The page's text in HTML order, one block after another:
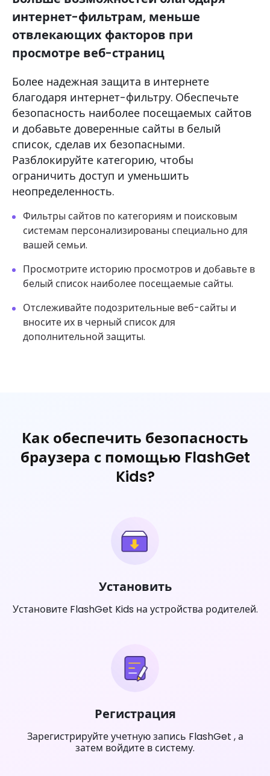
интернет-фильтрам, меньше
отвлекающих факторов при
просмотре веб-страниц
Более надежная защита в интернете
благодаря интернет-фильтру. Обеспечьте
безопасность наиболее посещаемых сайтов
и добавьте доверенные сайты в белый
список, сделав их безопасными.
Разблокируйте категорию, чтобы
ограничить доступ и уменьшить
неопределенность.
Фильтры сайтов по категориям и поисковым
системам персонализированы специально для
вашей семьи.
Просмотрите историю просмотров и добавьте в
белый список наиболее посещаемые сайты.
Отслеживайте подозрительные веб-сайты и
вносите их в черный список для
дополнительной защиты.
Как обеспечить безопасность
браузера с помощью FlashGet
Kids?
Установить
Установите FlashGet Kids на устройства родителей.
Регистрация
Зарегистрируйте учетную запись FlashGet , а
затем войдите в систему.